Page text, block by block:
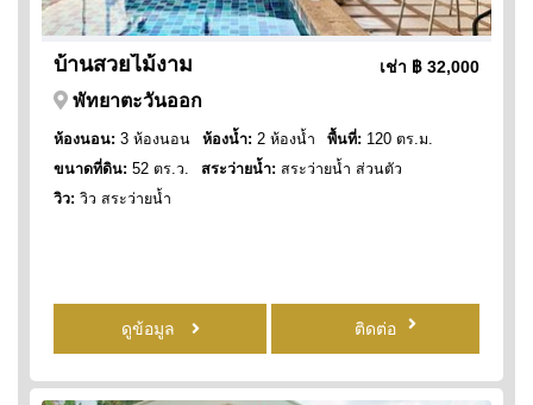
บ้านสวยไม้งาม เช่า ฿ 32,000
พัทยาตะวันออก
ห้องนอน: 3 ห้องนอน ห้องน้ำ: 2 ห้องน้ำ พื้นที่: 120 ตร.ม.
ขนาดที่ดิน: 52 ตร.ว. สระว่ายน้ำ: สระว่ายน้ำ ส่วนตัว
วิว: วิว สระว่ายน้ำ
ดูข้อมูล ติดต่อ